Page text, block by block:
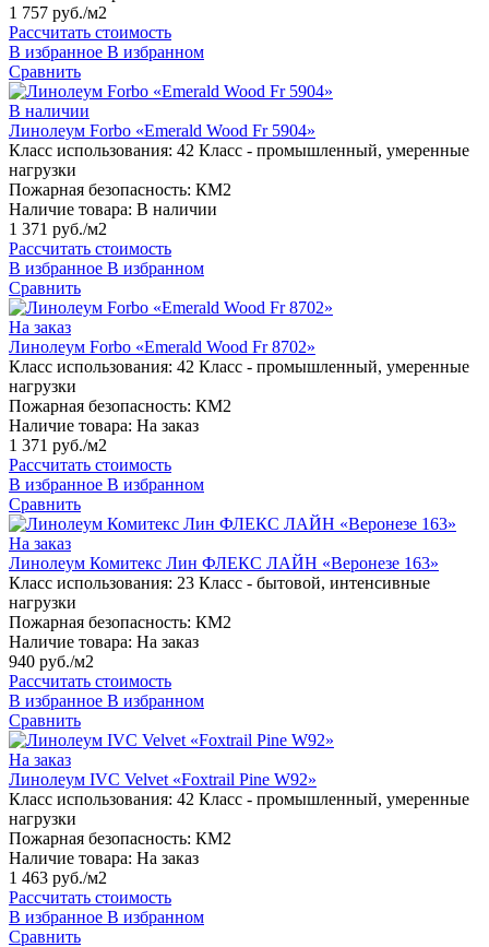
1 757 руб./м2
Рассчитать стоимость
В избранное В избранном
Сравнить
В наличии
Линолеум Forbo «Emerald Wood Fr 5904»
Класс использования: 42 Класс - промышленный, умеренные
нагрузки
Пожарная безопасность: КМ2
Наличие товара: В наличии
1 371 руб./м2
Рассчитать стоимость
В избранное В избранном
Сравнить
На заказ
Линолеум Forbo «Emerald Wood Fr 8702»
Класс использования: 42 Класс - промышленный, умеренные
нагрузки
Пожарная безопасность: КМ2
Наличие товара: На заказ
1 371 руб./м2
Рассчитать стоимость
В избранное В избранном
Сравнить
На заказ
Линолеум Комитекс Лин ФЛЕКС ЛАЙН «Веронезе 163»
Класс использования: 23 Класс - бытовой, интенсивные
нагрузки
Пожарная безопасность: КМ2
Наличие товара: На заказ
940 руб./м2
Рассчитать стоимость
В избранное В избранном
Сравнить
На заказ
Линолеум IVC Velvet «Foxtrail Pine W92»
Класс использования: 42 Класс - промышленный, умеренные
нагрузки
Пожарная безопасность: КМ2
Наличие товара: На заказ
1 463 руб./м2
Рассчитать стоимость
В избранное В избранном
Сравнить